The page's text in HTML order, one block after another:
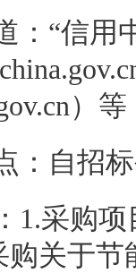
：“信用
）
：自招
1.采购
购关于